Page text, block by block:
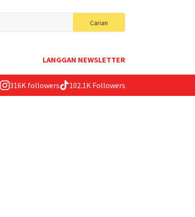
Carian
for:
LANGGAN NEWSLETTER
316K followers 102.1K Followers